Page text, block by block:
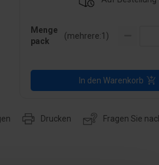
Menge
pack
(mehrere:1 )
In den Warenkorb
Drucken Fragen Sie